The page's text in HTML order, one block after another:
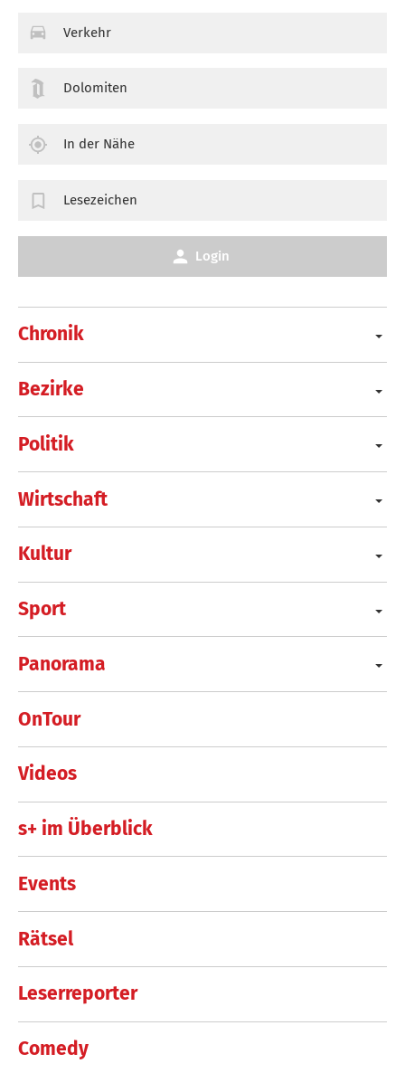
Chronik
Bezirke
Politik
Wirtschaft
Kultur
Sport
Panorama
OnTour
Videos
s+ im Überblick
Events
Rätsel
Leserreporter
Comedy
Verkehr
Dolomiten
In der Nähe
Lesezeichen
Login